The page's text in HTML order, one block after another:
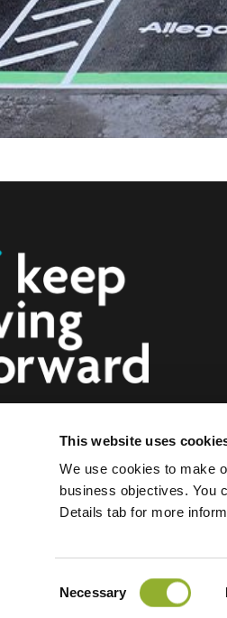
This website uses
We use cookies to make
business objectives. You
Details tab for more
Necessary
ladeløsninger for elbiler,
bedrifter og byer. Våre
gjør det enklere for bedrifter og
elbilister trenger, samtidig som
Vilkår for bruk
Informasjonskapsler